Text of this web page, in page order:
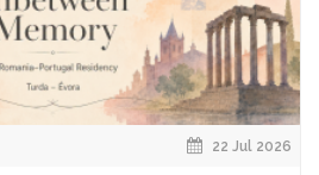
22 Jul 2026